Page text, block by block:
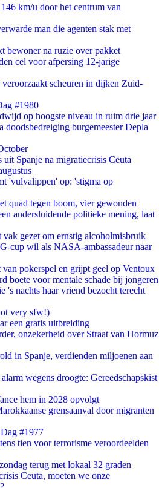
km/u door het centrum van
man die agenten stak met
bewoner na ruzie over pakket
cel voor afpersing 12-jarige
scheuren in dijken Zuid-
#1980
op hoogste niveau in ruim drie jaar
doodsbedreiging burgemeester Depla
Spanje na migratiecrisis Ceuta
'vulvalippen' op: 'stigma op
quad tegen boom, vier gewonden
andersluidende politieke mening, laat
vak gezet om ernstig alcoholmisbruik
cup wil als NASA-ambassadeur naar
pokerspel en grijpt geel op Ventoux
boete voor mentale schade bij jongeren
's nachts haar vriend bezocht terecht
very sfw!)
een gratis uitbreiding
onzekerheid over Straat van Hormuz
in Spanje, verdienden miljoenen aan
wegens droogte: Gereedschapskist
hem in 2028 opvolgt
grensaanval door migranten
#1977
tien voor terrorisme veroordeelden
terug met lokaal 32 graden
Ceuta, moeten we onze